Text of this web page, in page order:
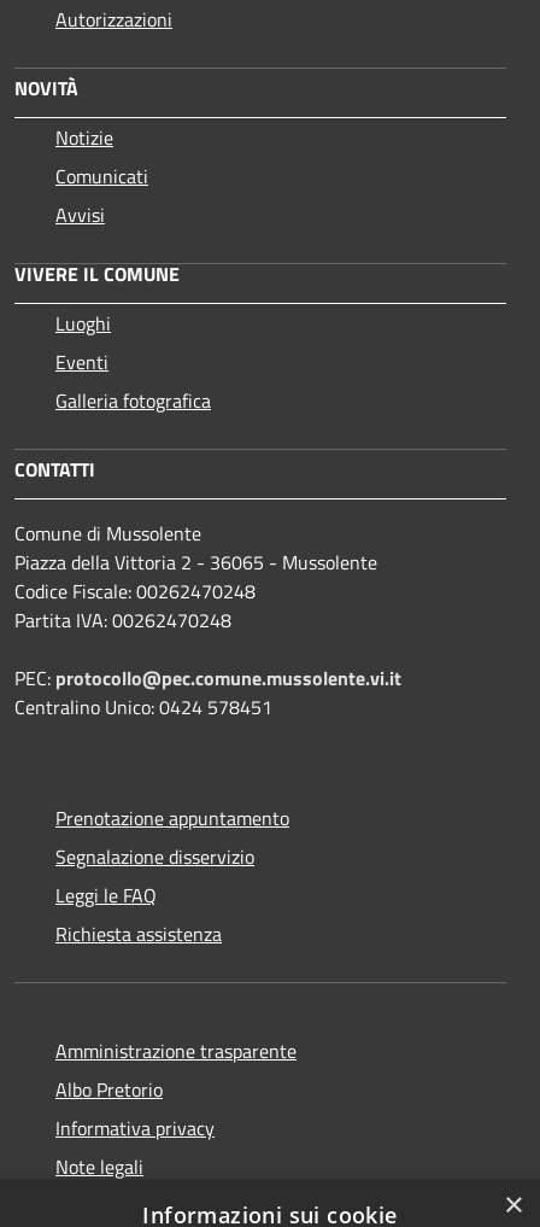
Autorizzazioni
NOVITÀ
Notizie
Comunicati
Avvisi
VIVERE IL COMUNE
Luoghi
Eventi
Galleria fotografica
CONTATTI
Comune di Mussolente
Piazza della Vittoria 2 - 36065 - Mussolente
Codice Fiscale: 00262470248
Partita IVA: 00262470248
PEC: protocollo@pec.comune.mussolente.vi.it
Centralino Unico: 0424 578451
Prenotazione appuntamento
Segnalazione disservizio
Leggi le FAQ
Richiesta assistenza
Amministrazione trasparente
Albo Pretorio
Informativa privacy
Note legali
Dichiarazione di accessibilità
×
Informazioni sui cookie